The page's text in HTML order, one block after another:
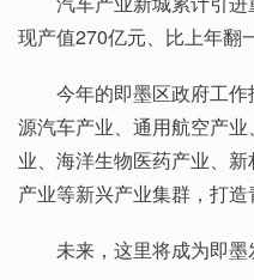
现产值270亿元、比上年翻
今年的即墨区政府工
源汽车产业、通用航空产
业、海洋生物医药产业、
产业等新兴产业集群，打造
未来，这里将成为即墨